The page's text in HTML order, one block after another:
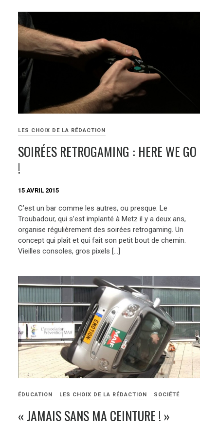
LES CHOIX DE LA RÉDACTION
SOIRÉES RETROGAMING : HERE WE GO
!
15 AVRIL 2015
C’est un bar comme les autres, ou presque. Le
Troubadour, qui s’est implanté à Metz il y a deux ans,
organise régulièrement des soirées retrogaming. Un
concept qui plaît et qui fait son petit bout de chemin.
Vieilles consoles, gros pixels […]
ÉDUCATION LES CHOIX DE LA RÉDACTION SOCIÉTÉ
« JAMAIS SANS MA CEINTURE ! »